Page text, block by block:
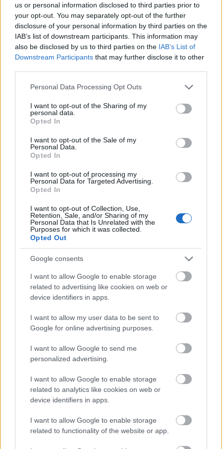
us or personal information disclosed to third parties prior to
your opt-out. You may separately opt-out of the further
disclosure of your personal information by third parties on the
IAB’s list of downstream participants. This information may
also be disclosed by us to third parties on the IAB’s List of
Downstream Participants that may further disclose it to other
Please note that this website/app uses one or more Google
not limited to your visit or usage behaviour. You may click to
grant or deny consent to Google and its third-party tags to
use your data for below specified purposes in below Google
consent section.
Personal Data Processing Opt Outs
I want to opt-out of the Sharing of my
personal data.
Opted In
I want to opt-out of the Sale of my
Personal Data.
Opted In
I want to opt-out of processing my
Personal Data for Targeted Advertising.
Opted In
I want to opt-out of Collection, Use,
Retention, Sale, and/or Sharing of my
Personal Data that Is Unrelated with the
Purposes for which it was collected.
Opted Out
Google consents
I want to allow Google to enable storage
related to advertising like cookies on web or
device identifiers in apps.
I want to allow my user data to be sent to
Google for online advertising purposes.
I want to allow Google to send me
personalized advertising.
I want to allow Google to enable storage
related to analytics like cookies on web or
device identifiers in apps.
I want to allow Google to enable storage
related to functionality of the website or app.
Προσοχή, οι τιμές αυτές αφορούν σε πτήσεις με
επιστροφή για ένα άτομο και συγκεκριμένη
Οκτωβρίου Επίσης η αναζήτηση έχει γίνει με
σημείο αναχώρησης το αεροδρόμιο της Αθήνας.